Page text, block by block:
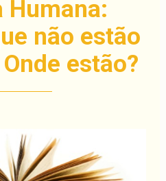
Humana:
não estão
estão?